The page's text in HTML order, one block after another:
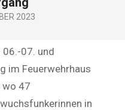
2023
06.-07. und
im Feuerwehrhaus
wo 47
in